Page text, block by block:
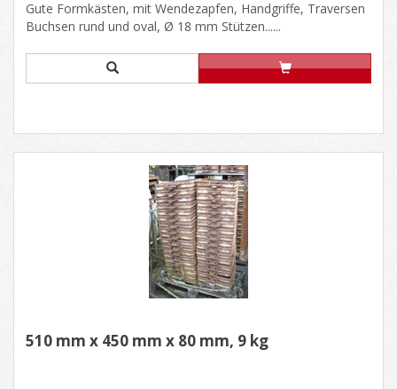
Gute Formkästen, mit Wendezapfen, Handgriffe, Traversen
Buchsen rund und oval, Ø 18 mm Stützen......
510 mm x 450 mm x 80 mm, 9 kg